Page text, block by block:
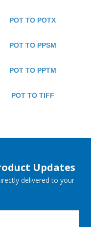
POT TO POTX
POT TO PPSM
POT TO PPTM
POT TO TIFF
Updates
delivered to your